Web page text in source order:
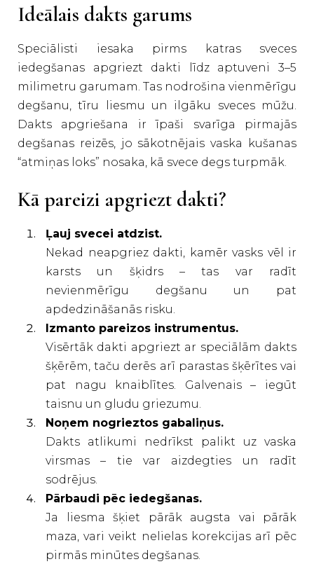
Ideālais dakts garums
Speciālisti iesaka pirms katras sveces
iedegšanas apgriezt dakti līdz aptuveni 3–5
milimetru garumam. Tas nodrošina vienmērīgu
degšanu, tīru liesmu un ilgāku sveces mūžu.
Dakts apgriešana ir īpaši svarīga pirmajās
degšanas reizēs, jo sākotnējais vaska kušanas
“atmiņas loks” nosaka, kā svece degs turpmāk.
Kā pareizi apgriezt dakti?
Ļauj svecei atdzist.
Nekad neapgriez dakti, kamēr vasks vēl ir
karsts un šķidrs – tas var radīt
nevienmērīgu degšanu un pat
apdedzināšanās risku.
Izmanto pareizos instrumentus.
Visērtāk dakti apgriezt ar speciālām dakts
šķērēm, taču derēs arī parastas šķērītes vai
pat nagu knaiblītes. Galvenais – iegūt
taisnu un gludu griezumu.
Noņem nogrieztos gabaliņus.
Dakts atlikumi nedrīkst palikt uz vaska
virsmas – tie var aizdegties un radīt
sodrējus.
Pārbaudi pēc iedegšanas.
Ja liesma šķiet pārāk augsta vai pārāk
maza, vari veikt nelielas korekcijas arī pēc
pirmās minūtes degšanas.